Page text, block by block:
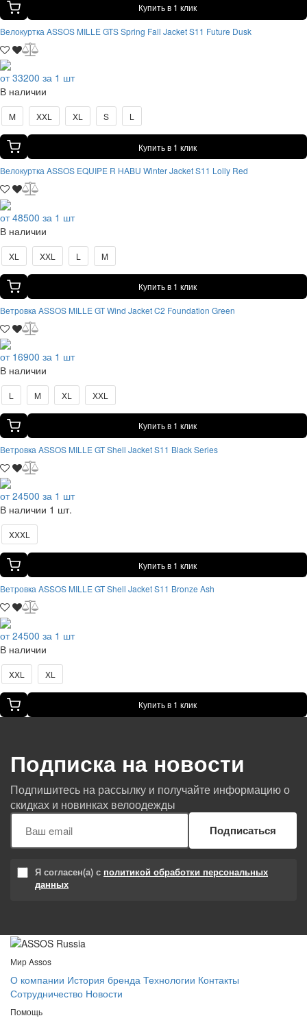
Купить в 1 клик
Велокуртка ASSOS MILLE GTS Spring Fall Jacket S11 Future Dusk
от 33200 за 1 шт
В наличии
M XXL XL S L
Купить в 1 клик
Велокуртка ASSOS EQUIPE R HABU Winter Jacket S11 Lolly Red
от 48500 за 1 шт
В наличии
XL XXL L M
Купить в 1 клик
Ветровка ASSOS MILLE GT Wind Jacket C2 Foundation Green
от 16900 за 1 шт
В наличии
L M XL XXL
Купить в 1 клик
Ветровка ASSOS MILLE GT Shell Jacket S11 Black Series
от 24500 за 1 шт
В наличии 1 шт.
XXXL
Купить в 1 клик
Ветровка ASSOS MILLE GT Shell Jacket S11 Bronze Ash
от 24500 за 1 шт
В наличии
XXL XL
Купить в 1 клик
Подписка на новости
Подпишитесь на рассылку и получайте информацию о
скидках и новинках велоодежды
Подписаться
Я согласен(а) с политикой обработки персональных
данных
Мир Assos
О компании История бренда Технологии Контакты
Сотрудничество Новости
Помощь